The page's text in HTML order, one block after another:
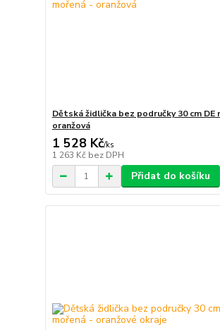
Dětská židlička bez područky 30 cm DE
oranžová
1 528 Kč/ks
1 263 Kč bez DPH
Přidat do košíku